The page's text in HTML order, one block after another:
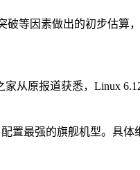
等因素做出的初步估算
家从原报道获悉，Linux
置最强的旗舰机型。具